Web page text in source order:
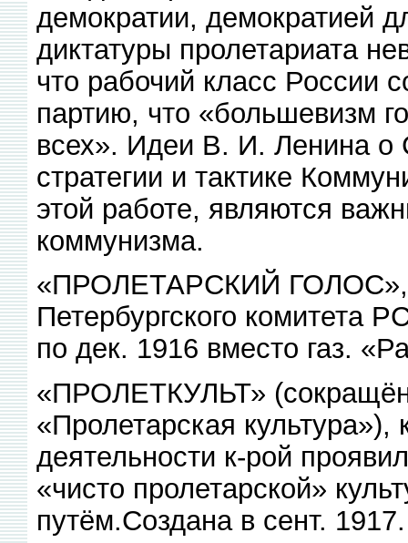
демократии, демократией
диктатуры пролетариата
что рабочий класс России
партию, что «большевизм
всех». Идеи В. И. Ленина о
стратегии и тактике
этой работе, являются
коммунизма.
«ПРОЛЕТАРСКИЙ ГОЛОС»,
Петербургского комитета
по дек. 1916 вместо газ.
«ПРОЛЕТКУЛЬТ»
«Пролетарская культура»),
деятельности к-рой
«чисто пролетарской»
путём.Создана в сент.